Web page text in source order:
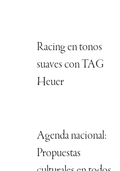
Racing en tonos
suaves con TAG
Heuer
Agenda nacional:
Propuestas